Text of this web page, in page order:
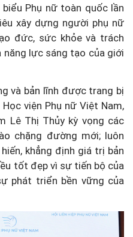
Phụ nữ toàn quốc lần
xây dựng người phụ nữ
đức, sức khỏe và trách
năng lực sáng tạo của giới
và bản lĩnh được trang bị
viện Phụ nữ Việt Nam,
Lê Thị Thủy kỳ vọng các
chặng đường mới; luôn
khẳng định giá trị bản
tốt đẹp vì sự tiến bộ của
phát triển bền vững của